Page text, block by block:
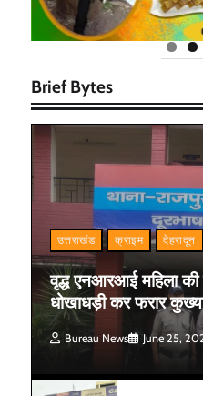
Brief Bytes
उत्तराखंड क्राइम देहरादून
वृद्ध एनआरआई महिला की
धोखाधड़ी कर फरार
Bureau News June 25,